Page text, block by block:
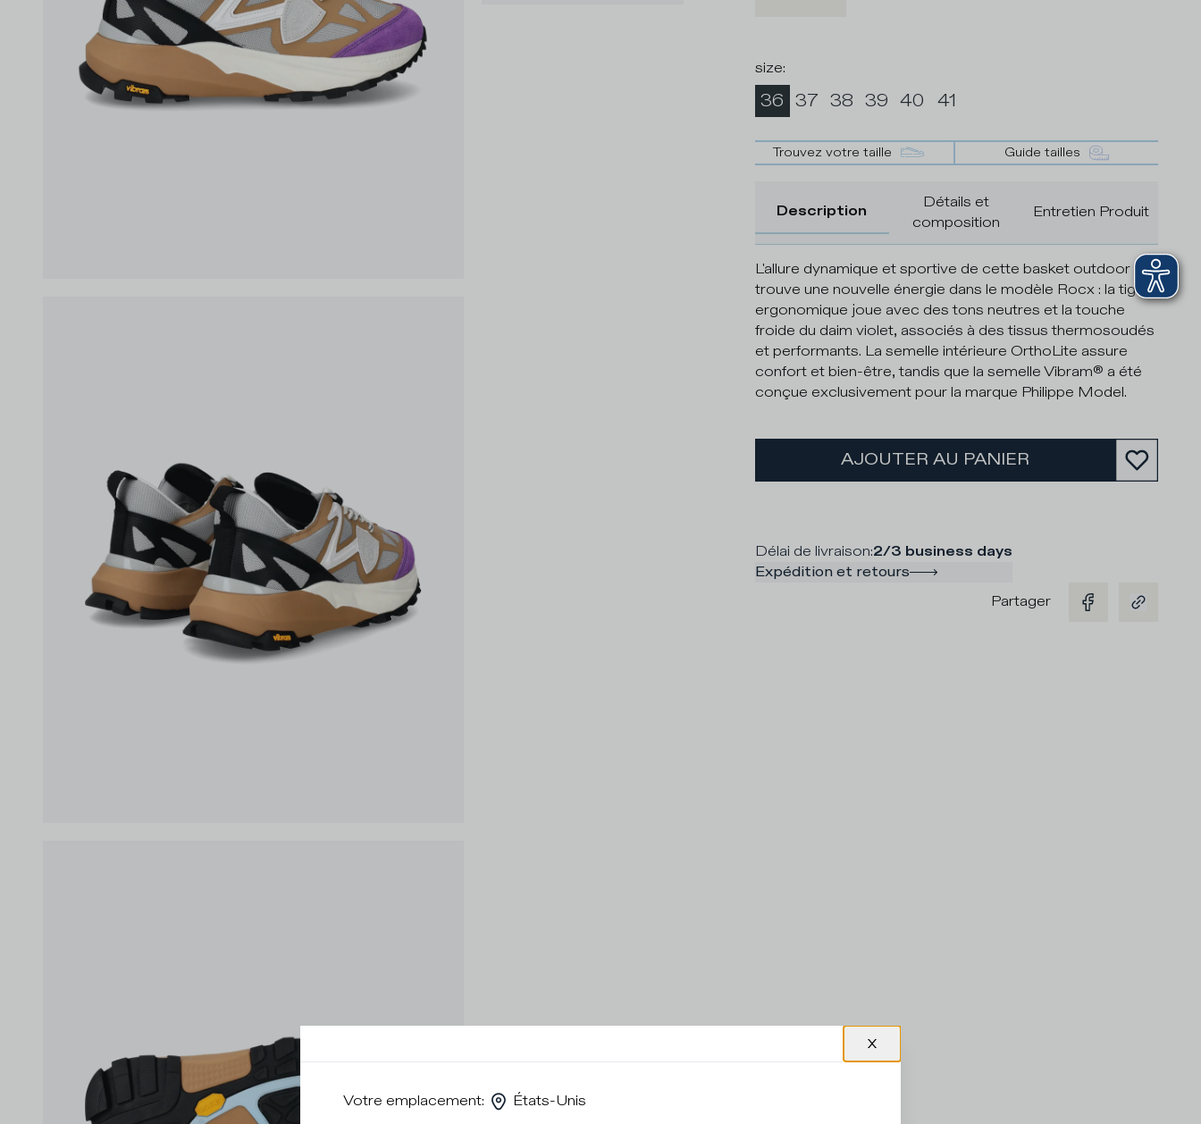
size:
36 37 38 39 40 41
Trouvez votre taille Guide tailles
Description
Détails et
composition
Entretien Produit
L'allure dynamique et sportive de cette basket outdoor
trouve une nouvelle énergie dans le modèle Rocx : la tige
ergonomique joue avec des tons neutres et la touche
froide du daim violet, associés à des tissus thermosoudés
et performants. La semelle intérieure OrthoLite assure
confort et bien-être, tandis que la semelle Vibram® a été
conçue exclusivement pour la marque Philippe Model.
AJOUTER AU PANIER
Délai de livraison:2/3 business days
Expédition et retours
Partager
Votre emplacement: États-Unis